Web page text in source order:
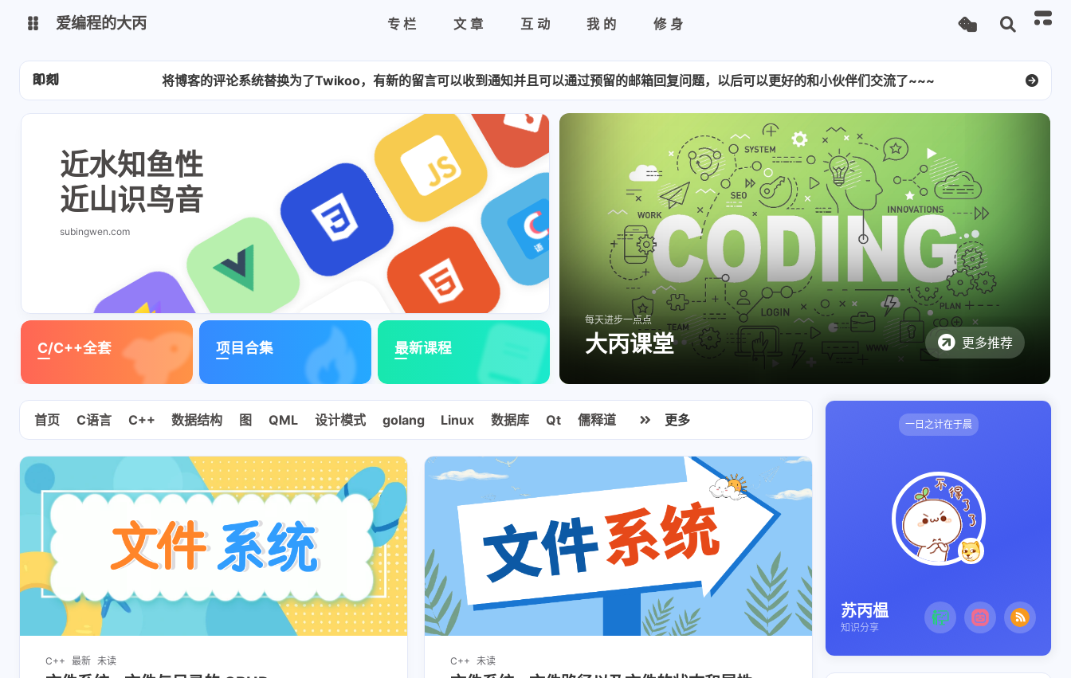
英文版 中文版
QQ交流群 微信
留言板 码云
俞静公遇灶神记
金刚经
道德经
爱编程的大丙 专栏 文章 互动 我的 修身
<<聊斋志异>>真心推荐大家读未删减原文，没有影视作品的阴森、狗血，鬼、妖比人有温度，还你一个不一样的聂小倩、婴宁、娇娜、青凤、辛十四娘。。。绝对是一部被低估的著作，感谢蒲松龄为我提供了美味的精神食粮！
将博客的评论系统替换为了Twikoo，有新的留言可以收到通知并且可以通过预留的邮箱回复问题，以后可以更好的和小伙伴们交流了~~~
C++14、C++17 新特性玩命更新中，敬请期待！！！
新添加了<儒释道>板块，现在社会节奏太快，生活、工作压力大，容易迷失自我，大家的心灵需要净化！
近水知鱼性
近山识鸟音
subingwen.com
C/C++全套 项目合集 最新课程
每天进步一点点
大丙课堂 更多推荐
首页 C语言 C++ 数据结构 图 QML 设计模式 golang Linux 数据库 Qt 儒释道 更多
C++ 最新 未读 C++ 未读
一日之计在于晨
苏丙榅
知识分享